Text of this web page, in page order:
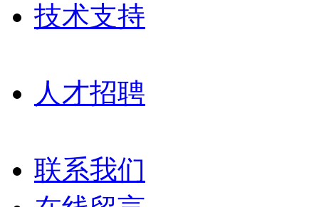
技术支持
人才招聘
联系我们